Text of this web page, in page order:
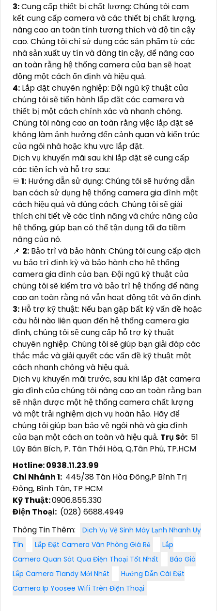
3:Cung cấp thiết bị chất lượng: Chúng tôi cam
kết cung cấp camera và các thiết bị chất lượng,
nâng cao an toàn tính tương thích và độ tin cậy
cao. Chúng tôi chỉ sử dụng các sản phẩm từ các
nhà sản xuất uy tín và đáng tin cậy, để nâng cao
an toàn rằng hệ thống camera của bạn sẽ hoạt
động một cách ổn định và hiệu quả.
4: Lắp đặt chuyên nghiệp: Đội ngũ kỹ thuật của
chúng tôi sẽ tiến hành lắp đặt các camera và
thiết bị một cách chính xác và nhanh chóng.
Chúng tôi nâng cao an toàn rằng việc lắp đặt sẽ
không làm ảnh hưởng đến cảnh quan và kiến trúc
của ngôi nhà hoặc khu vực lắp đặt.
Dịch vụ khuyến mãi sau khi lắp đặt sẽ cung cấp
các tiện ích và hỗ trợ sau:
♾ 1: Hướng dẫn sử dụng: Chúng tôi sẽ hướng dẫn
bạn cách sử dụng hệ thống camera gia đình một
cách hiệu quả và đúng cách. Chúng tôi sẽ giải
thích chi tiết về các tính năng và chức năng của
hệ thống, giúp bạn có thể tận dụng tối đa tiềm
năng của nó.
📌 2: Bảo trì và bảo hành: Chúng tôi cung cấp dịch
vụ bảo trì định kỳ và bảo hành cho hệ thống
camera gia đình của bạn. Đội ngũ kỹ thuật của
chúng tôi sẽ kiểm tra và bảo trì hệ thống để nâng
cao an toàn rằng nó vẫn hoạt động tốt và ổn định.
3: Hỗ trợ kỹ thuật: Nếu bạn gặp bất kỳ vấn đề hoặc
câu hỏi nào liên quan đến hệ thống camera gia
đình, chúng tôi sẽ cung cấp hỗ trợ kỹ thuật
chuyên nghiệp. Chúng tôi sẽ giúp bạn giải đáp các
thắc mắc và giải quyết các vấn đề kỹ thuật một
cách nhanh chóng và hiệu quả.
Dịch vụ khuyến mãi trước, sau khi lắp đặt camera
gia đình của chúng tôi nâng cao an toàn rằng bạn
sẽ nhận được một hệ thống camera chất lượng
và một trải nghiệm dịch vụ hoàn hảo. Hãy để
chúng tôi giúp bạn bảo vệ ngôi nhà và gia đình
của bạn một cách an toàn và hiệu quả. Trụ Sở: 51
Lũy Bán Bích, P. Tân Thới Hòa, Q.Tân Phú, TP.HCM
Hotline: 0938.11.23.99
Chi Nhánh 1: 445/38 Tân Hòa Đông,P Bình Trị
Đông, Bình Tân, TP HCM
Kỹ Thuật:0906.855.330
Điện Thoại: (028) 6688.4949
Thông Tin Thêm:
Dịch Vụ Vệ Sinh Máy Lạnh Nhanh Uy
Tín
Lắp Đặt Camera Văn Phòng Giá Rẻ
Lắp
Camera Quan Sát Qua Điện Thoại Tốt Nhất
Báo Giá
Lắp Camera Tiandy Mới Nhất
Hướng Dẫn Cài Đặt
Camera Ip Yoosee Wifi Trên Điện Thoại